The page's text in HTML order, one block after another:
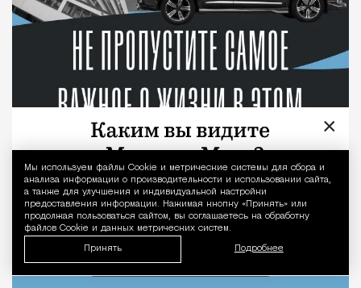
Уведомление
Мы используем файлы Сookie и метрические системы для сбора и
анализа информации о производительности и использовании сайта,
а также для улучшения и индивидуальной настройки
предоставления информации. Нажимая кнопку «Принять» или
продолжая пользоваться сайтом, вы соглашаетесь на обработку
файлов Cookie и данных метрических систем.
Принять Подробнее
×